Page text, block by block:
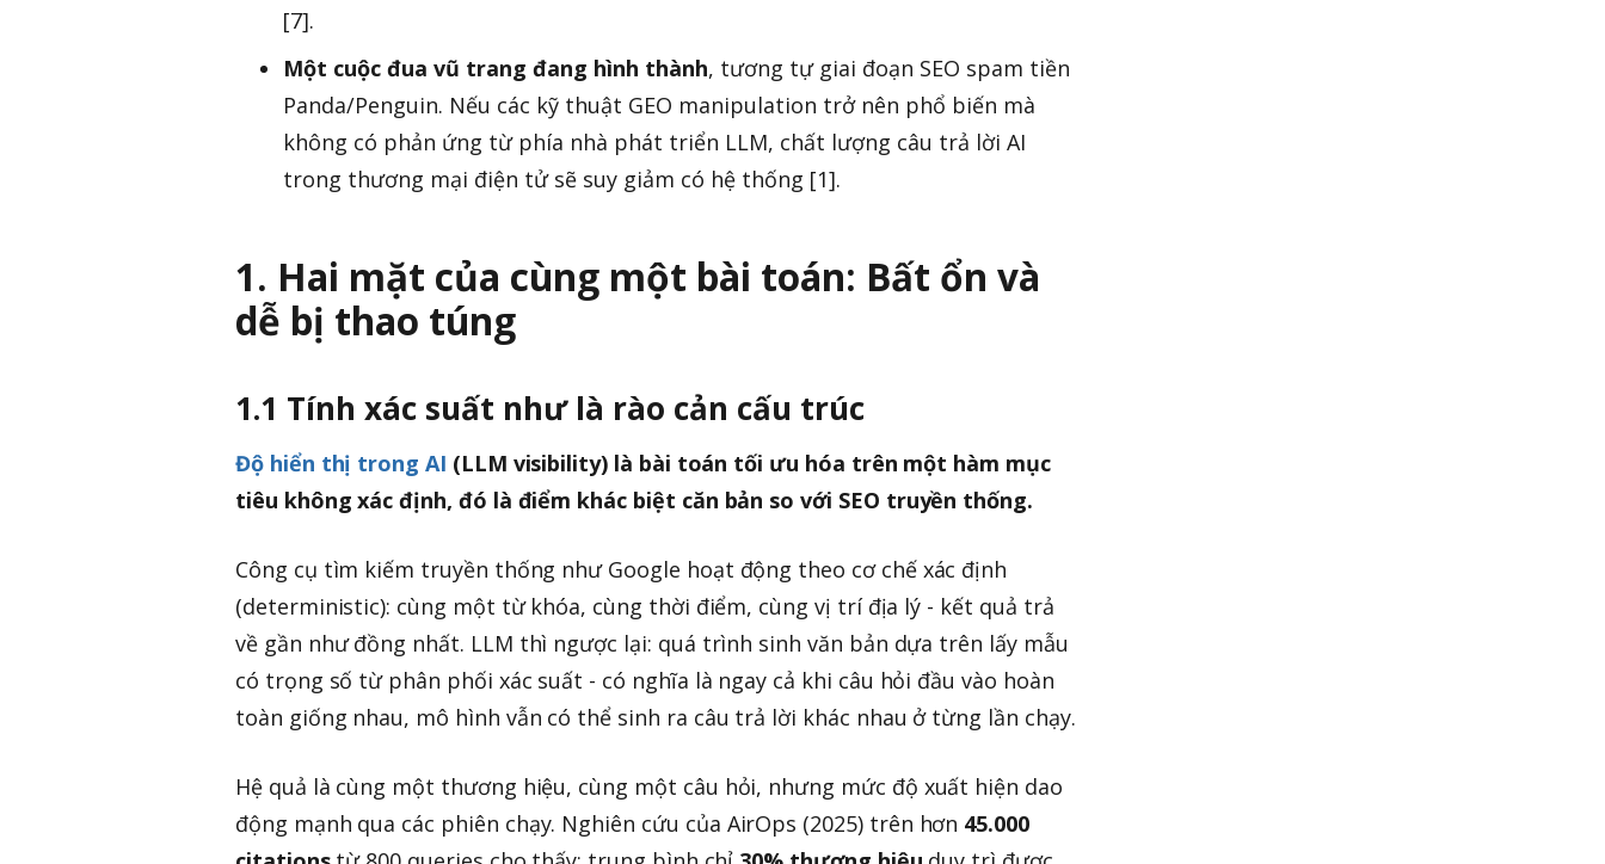
[7].
Một cuộc đua vũ trang đang hình thành, tương tự giai đoạn SEO spam tiền
Panda/Penguin. Nếu các kỹ thuật GEO manipulation trở nên phổ biến mà
không có phản ứng từ phía nhà phát triển LLM, chất lượng câu trả lời AI
trong thương mại điện tử sẽ suy giảm có hệ thống [1].
1. Hai mặt của cùng một bài toán: Bất ổn và
dễ bị thao túng
1.1 Tính xác suất như là rào cản cấu trúc
Độ hiển thị trong AI (LLM visibility) là bài toán tối ưu hóa trên một hàm mục
tiêu không xác định, đó là điểm khác biệt căn bản so với SEO truyền thống.
Công cụ tìm kiếm truyền thống như Google hoạt động theo cơ chế xác định
(deterministic): cùng một từ khóa, cùng thời điểm, cùng vị trí địa lý - kết quả trả
về gần như đồng nhất. LLM thì ngược lại: quá trình sinh văn bản dựa trên lấy mẫu
có trọng số từ phân phối xác suất - có nghĩa là ngay cả khi câu hỏi đầu vào hoàn
toàn giống nhau, mô hình vẫn có thể sinh ra câu trả lời khác nhau ở từng lần chạy.
Hệ quả là cùng một thương hiệu, cùng một câu hỏi, nhưng mức độ xuất hiện dao
động mạnh qua các phiên chạy. Nghiên cứu của AirOps (2025) trên hơn 45.000